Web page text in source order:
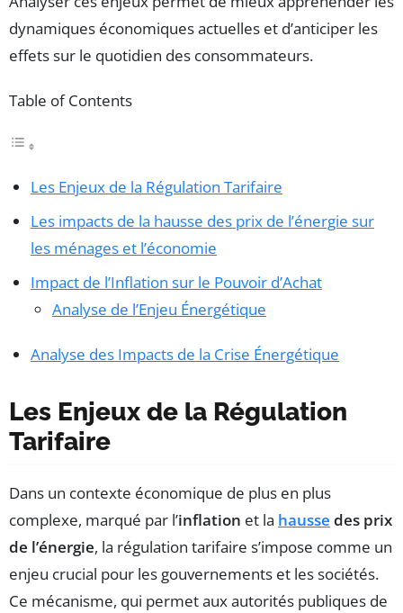
dynamiques économiques actuelles et d’anticiper les
effets sur le quotidien des consommateurs.
Table of Contents
Les Enjeux de la Régulation Tarifaire
Les impacts de la hausse des prix de l’énergie sur
les ménages et l’économie
Impact de l’Inflation sur le Pouvoir d’Achat
Analyse de l’Enjeu Énergétique
Analyse des Impacts de la Crise Énergétique
Les Enjeux de la Régulation
Tarifaire
Dans un contexte économique de plus en plus
complexe, marqué par l’inflation et la hausse des prix
de l’énergie, la régulation tarifaire s’impose comme un
enjeu crucial pour les gouvernements et les sociétés.
Ce mécanisme, qui permet aux autorités publiques de